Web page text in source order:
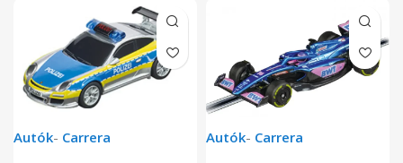
Autók- Carrera Autók- Carrera